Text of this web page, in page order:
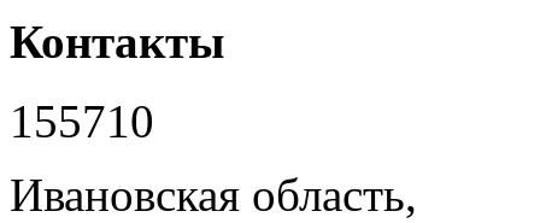
Контакты
155710
Ивановская область,